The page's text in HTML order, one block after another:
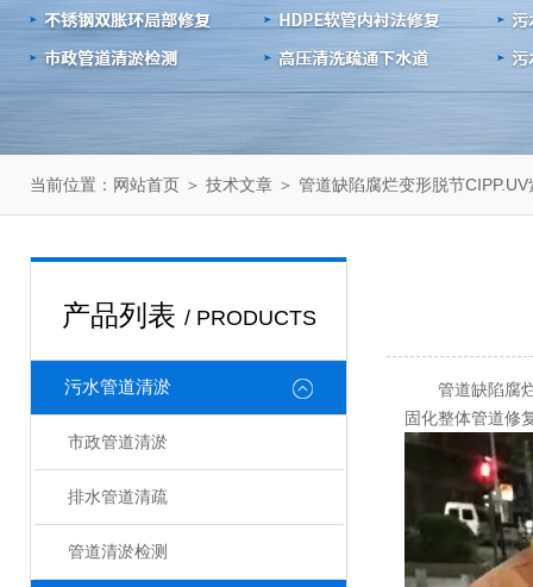
当前位置： 网站首页 ＞ 技术文章 ＞ 管道缺陷腐烂变形脱节
产品列表 / PRODUCTS
污水管道清淤
市政管道清淤
排水管道清疏
管道清淤检测
管道缺陷腐
固化整体管道修